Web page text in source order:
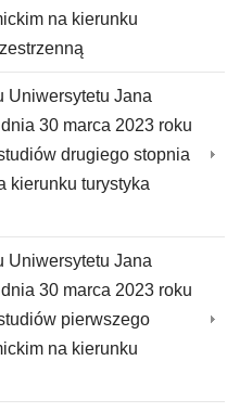
na kierunku
Uniwersytetu Jana
30 marca 2023 roku
drugiego stopnia
kierunku turystyka
Uniwersytetu Jana
30 marca 2023 roku
pierwszego
na kierunku